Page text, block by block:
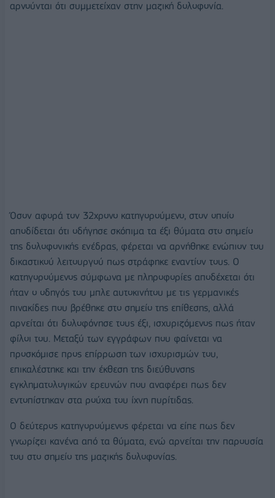
αρνούνται ότι συμμετείχαν στην μαζική δολοφονία.
Όσον αφορά τον 32χρονο κατηγορούμενο, στον οποίο
αποδίδεται ότι οδήγησε σκόπιμα τα έξι θύματα στο σημείο
της δολοφονικής ενέδρας, φέρεται να αρνήθηκε ενώπιον του
δικαστικού λειτουργού πως στράφηκε εναντίον τους. Ο
κατηγορούμενος σύμφωνα με πληροφορίες αποδέχεται ότι
ήταν ο οδηγός του μπλε αυτοκινήτου με τις γερμανικές
πινακίδες που βρέθηκε στο σημείο της επίθεσης, αλλά
αρνείται ότι δολοφόνησε τους έξι, ισχυριζόμενος πως ήταν
φίλοι του. Μεταξύ των εγγράφων που φαίνεται να
προσκόμισε προς επίρρωση των ισχυρισμών του,
επικαλέστηκε και την έκθεση της διεύθυνσης
εγκληματολογικών ερευνών που αναφέρει πως δεν
εντοπίστηκαν στα ρούχα του ίχνη πυρίτιδας.
Ο δεύτερος κατηγορούμενος φέρεται να είπε πως δεν
γνωρίζει κανένα από τα θύματα, ενώ αρνείται την παρουσία
του στο σημείο της μαζικής δολοφονίας.